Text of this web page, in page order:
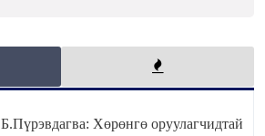
Б.Пүрэвдагва: Хөрөнгө оруулагчидтай